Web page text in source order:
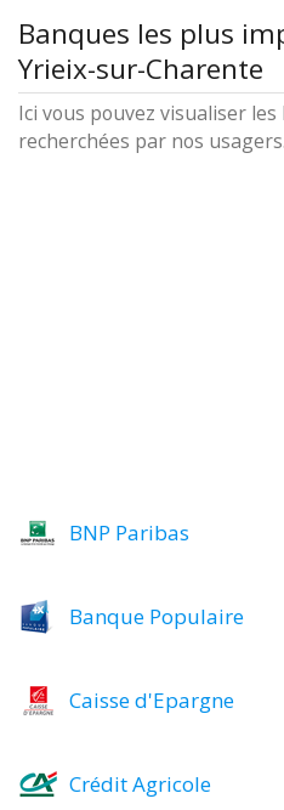
Banques les plus
Yrieix-sur-Charente
Ici vous pouvez visualiser
recherchées par nos usagers.
BNP Paribas
Banque Populaire
Caisse d'Epargne
Crédit Agricole